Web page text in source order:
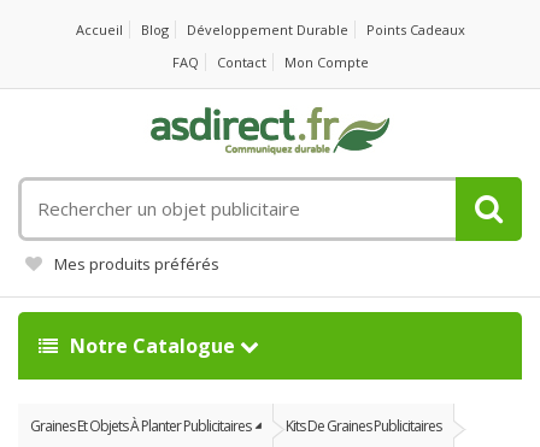
Accueil Blog Développement Durable
Points Cadeaux
FAQ
Contact Mon Compte
un
objet
publicitaire
Mes produits préférés
Notre Catalogue
Graines Et Objets À Planter Publicitaires Kits De Graines Publicitaires